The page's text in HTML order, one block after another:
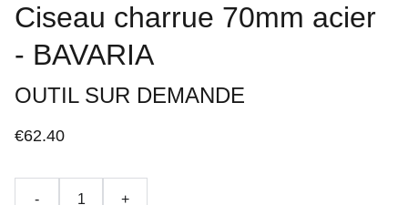
Ciseau charrue 70mm acier
- BAVARIA
OUTIL SUR DEMANDE
€62.40
- +